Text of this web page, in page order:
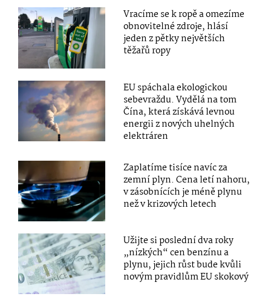
Vracíme se k ropě a omezíme
obnovitelné zdroje, hlásí
jeden z pětky největších
těžařů ropy
EU spáchala ekologickou
sebevraždu. Vydělá na tom
Čína, která získává levnou
energii z nových uhelných
elektráren
Zaplatíme tisíce navíc za
zemní plyn. Cena letí nahoru,
v zásobnících je méně plynu
než v krizových letech
Užijte si poslední dva roky
„nízkých“ cen benzínu a
plynu, jejich růst bude kvůli
novým pravidlům EU skokový